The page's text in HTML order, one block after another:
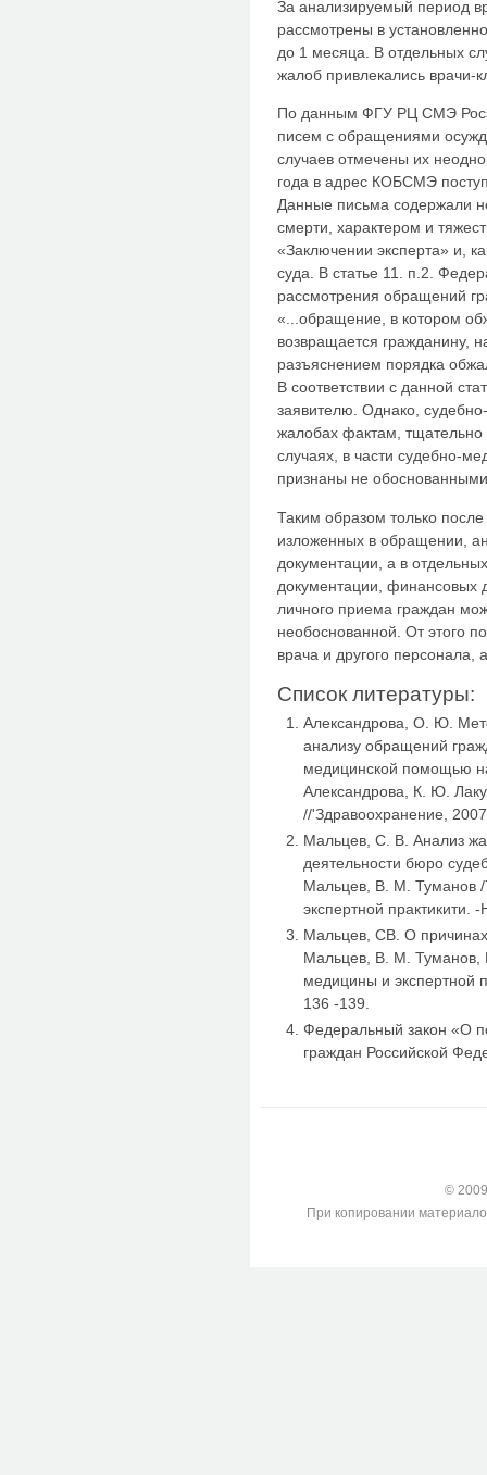
За анализируемый период
рассмотрены в
до 1 месяца. В отдельных
жалоб привлекались
По данным ФГУ РЦ СМЭ
писем с обращениями
случаев отмечены их
года в адрес КОБСМЭ
Данные письма содержали
смерти, характером и
«Заключении эксперта» и,
суда. В статье 11. п.2.
рассмотрения обращений
«...обращение, в котором
возвращается гражданину,
разъяснением порядка
В соответствии с данной
заявителю. Однако,
жалобах фактам, тщательно
случаях, в части судебно-
признаны не
Таким образом только
изложенных в обращении,
документации, а в
документации, финансовых
личного приема граждан
необоснованной. От этого
врача и другого персонала,
Список литературы:
Александрова, О. Ю.
анализу обращений
медицинской помощью
Александрова, К. Ю.
//'Здравоохранение,
Мальцев, С. В. Анализ
деятельности бюро
Мальцев, В. М. Туманов /
экспертной
Мальцев, СВ. О
Мальцев, В. М. Туманов,
медицины и экспертной
136 -139.
Федеральный закон «О
граждан Российской
©
При копировании